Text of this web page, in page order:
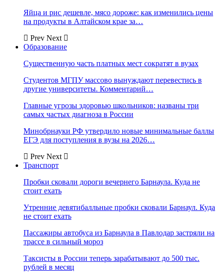
Яйца и рис дешевле, мясо дороже: как изменились цены
на продукты в Алтайском крае за…
Prev Next
Образование
Существенную часть платных мест сократят в вузах
Студентов МГПУ массово вынуждают перевестись в
другие университеты. Комментарий…
Главные угрозы здоровью школьников: названы три
самых частых диагноза в России
Минобрнауки РФ утвердило новые минимальные баллы
ЕГЭ для поступления в вузы на 2026…
Prev Next
Транспорт
Пробки сковали дороги вечернего Барнаула. Куда не
стоит ехать
Утренние девятибалльные пробки сковали Барнаул. Куда
не стоит ехать
Пассажиры автобуса из Барнаула в Павлодар застряли на
трассе в сильный мороз
Таксисты в России теперь зарабатывают до 500 тыс.
рублей в месяц